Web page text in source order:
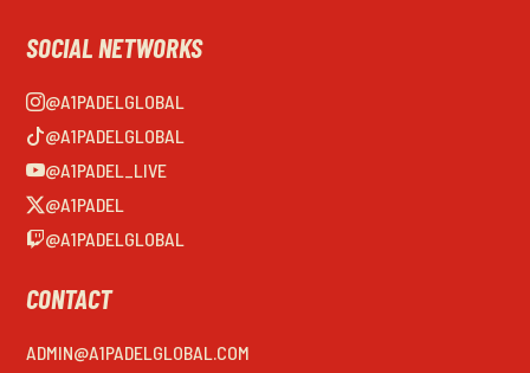
SOCIAL NETWORKS
@A1PADELGLOBAL
@A1PADELGLOBAL
@A1PADEL_LIVE
@A1PADEL
@A1PADELGLOBAL
CONTACT
ADMIN@A1PADELGLOBAL.COM